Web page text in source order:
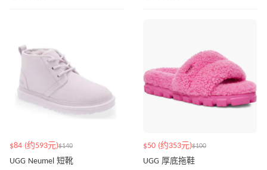
$84 (约593元)$140
UGG Neumel 短靴
$50 (约353元)$100
UGG 厚底拖鞋